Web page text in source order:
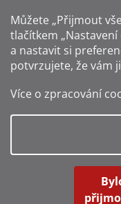
Můžete „Přijmout
tlačítkem
a nastavit si
potvrzujete, že vám
Více o zpracování
Zákaz prodeje